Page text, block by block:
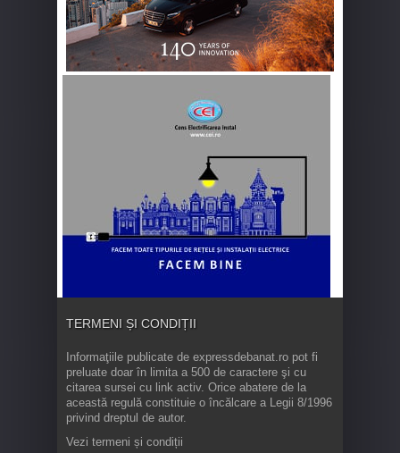
TERMENI ȘI CONDIȚII
Informaţiile publicate de expressdebanat.ro pot fi
preluate doar în limita a 500 de caractere şi cu
citarea sursei cu link activ. Orice abatere de la
această regulă constituie o încălcare a Legii 8/1996
privind dreptul de autor.
Vezi termeni și condiții